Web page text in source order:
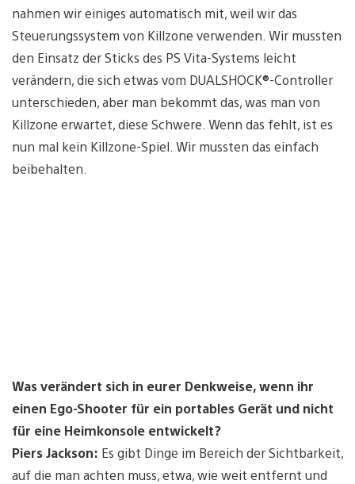
nahmen wir einiges automatisch mit, weil wir das
Steuerungssystem von Killzone verwenden. Wir mussten
den Einsatz der Sticks des PS Vita-Systems leicht
verändern, die sich etwas vom DUALSHOCK®-Controller
unterschieden, aber man bekommt das, was man von
Killzone erwartet, diese Schwere. Wenn das fehlt, ist es
nun mal kein Killzone-Spiel. Wir mussten das einfach
beibehalten.
Was verändert sich in eurer Denkweise, wenn ihr
einen Ego-Shooter für ein portables Gerät und nicht
für eine Heimkonsole entwickelt?
Piers Jackson: Es gibt Dinge im Bereich der Sichtbarkeit,
auf die man achten muss, etwa, wie weit entfernt und